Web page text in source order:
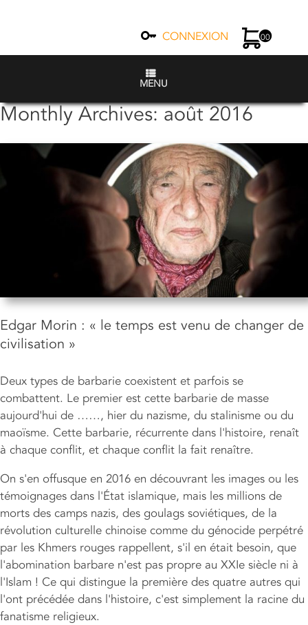
CONNEXION 00
MENU
Monthly Archives:août 2016
Edgar Morin : « le temps est venu de changer de
civilisation »
Deux types de barbarie coexistent et parfois se
combattent. Le premier est cette barbarie de masse
aujourd'hui de ……, hier du nazisme, du stalinisme ou du
maoïsme. Cette barbarie, récurrente dans l'histoire, renaît
à chaque conflit, et chaque conflit la fait renaître.
On s'en offusque en 2016 en découvrant les images ou les
témoignages dans l'État islamique, mais les millions de
morts des camps nazis, des goulags soviétiques, de la
révolution culturelle chinoise comme du génocide perpétré
par les Khmers rouges rappellent, s'il en était besoin, que
l'abomination barbare n'est pas propre au XXIe siècle ni à
l'Islam ! Ce qui distingue la première des quatre autres qui
l'ont précédée dans l'histoire, c'est simplement la racine du
fanatisme religieux.